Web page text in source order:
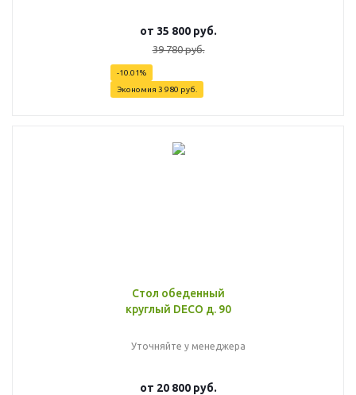
от 35 800 руб.
39 780 руб.
-10.01%
Экономия 3 980 руб.
Стол обеденный
круглый DECO д. 90
Уточняйте у менеджера
от 20 800 руб.